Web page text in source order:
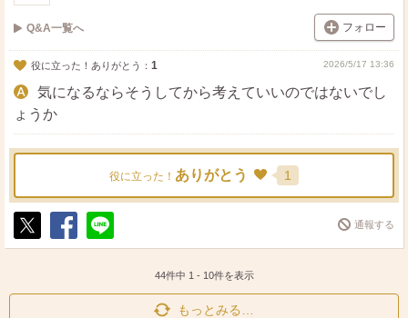
Q&A一覧へ フォロー
役に立った！ありがとう： 1 2026/5/17 13:36
気になるならそうしてから考えていいのではないでし
ょうか
役に立った！ ありがとう 1
ポ
シ
送
通報する
44件中 1 - 10件を表示
もっとみる…